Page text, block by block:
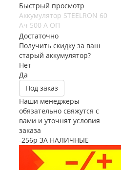
Быстрый просмотр
Аккумулятор STEELRON 60
Ач 500 A ОП
Достаточно
Получить скидку за ваш
старый аккумулятор?
Нет
Да
Под заказ
Наши менеджеры
обязательно свяжутся с
вами и уточнят условия
заказа
-256р ЗА НАЛИЧНЫЕ